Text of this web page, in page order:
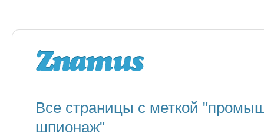
Все страницы с меткой
шпионаж"